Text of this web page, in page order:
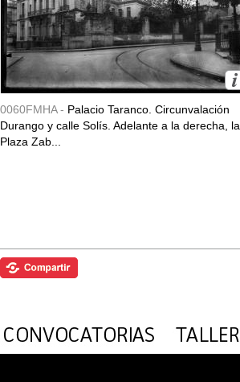
0060FMHA - Palacio Taranco. Circunvalación
Durango y calle Solís. Adelante a la derecha, la
Plaza Zab...